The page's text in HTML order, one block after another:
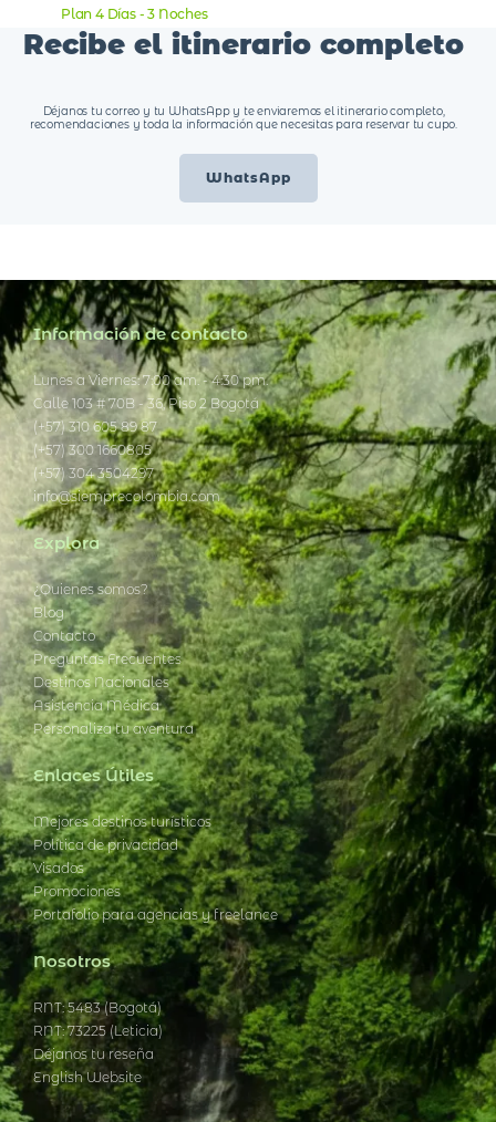
Plan 4 Días - 3 Noches
Recibe el itinerario completo
Déjanos tu correo y tu WhatsApp y te enviaremos el itinerario completo,
recomendaciones y toda la información que necesitas para reservar tu cupo.
WhatsApp
Información de contacto
Lunes a Viernes: 7:00 am. - 4:30 pm.
Calle 103 # 70B - 36, Piso 2 Bogotá
(+57) 310 605 89 87
(+57) 300 1660805
(+57) 304 3504297
info@siemprecolombia.com
Explora
¿Quienes somos?
Blog
Contacto
Preguntas Frecuentes
Destinos Nacionales
Asistencia Médica
Personaliza tu aventura
Enlaces Útiles
Mejores destinos turísticos
Política de privacidad
Visados
Promociones
Portafolio para agencias y freelance
Nosotros
RNT: 5483 (Bogotá)
RNT: 73225 (Leticia)
Déjanos tu reseña
English Website